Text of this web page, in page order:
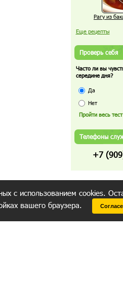
Рагу из
Еще рецепты
Проверь себя
Часто ли вы
середине дня?
Да
Нет
Телефоны
+7
с использованием cookies.
вашего браузера.